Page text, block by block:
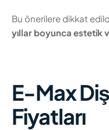
Bu önerilere dikkat
yıllar boyunca estetik
E-Max
Fiyatları